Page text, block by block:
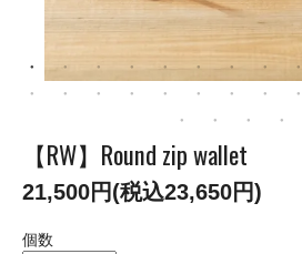
【RW】Round zip wallet
21,500円(税込23,650円)
個数